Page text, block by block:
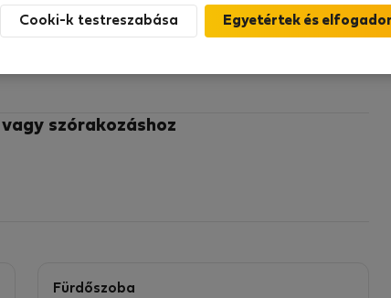
található Alanya szívében, mindössze 2
teljesen felszerelt - ideális egy kényelmes
kávéfőző
függönyök
felszerelések
szórakozáshoz
Fürdőszoba
Cooki-k testreszabása